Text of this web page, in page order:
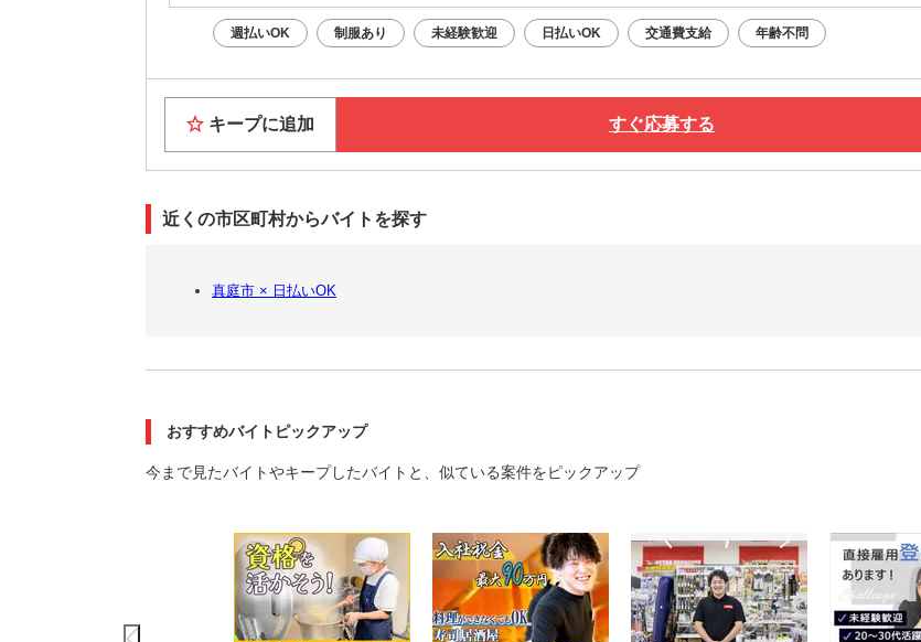
お近くまでお迎えに行きますよ！
★すぐに住める【寮完備】
Wi-Fiもあり！カバンひとつで入居OK！
★休日は大阪の街を満喫
週払いOK 制服あり 未経験歓迎 日払いOK 交通費支給 年齢不問
キープに追加 すぐ応募する
近くの市区町村からバイトを探す
真庭市 × 日払いOK
おすすめバイトピックアップ
今まで見たバイトやキープしたバイトと、似ている案件をピックアップ